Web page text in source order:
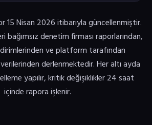
15 Nisan 2026 itibarıyla güncellenmiştir.
bağımsız denetim firması raporlarından,
ve platform tarafından
derlenmektedir. Her altı ayda
yapılır, kritik değişiklikler 24 saat
içinde rapora işlenir.